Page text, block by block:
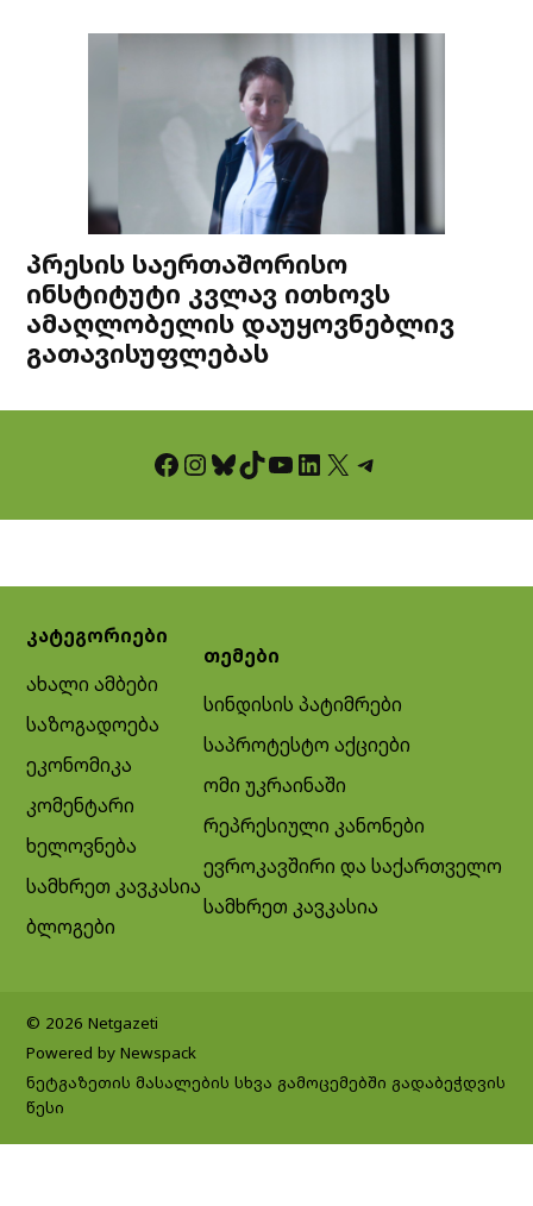
პრესის საერთაშორისო
ინსტიტუტი კვლავ ითხოვს
ამაღლობელის დაუყოვნებლივ
გათავისუფლებას
Facebook InstagramBluesky TikTok YouTube LinkedIn X Telegram
კატეგორიები
ახალი ამბები
საზოგადოება
ეკონომიკა
კომენტარი
ხელოვნება
სამხრეთ კავკასია
ბლოგები
თემები
სინდისის პატიმრები
საპროტესტო აქციები
ომი უკრაინაში
რეპრესიული კანონები
ევროკავშირი და საქართველო
სამხრეთ კავკასია
© 2026 Netgazeti
Powered by Newspack
ნეტგაზეთის მასალების სხვა გამოცემებში გადაბეჭდვის
წესი